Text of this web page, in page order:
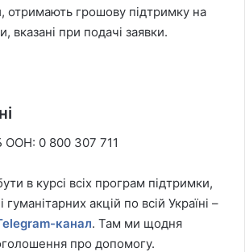
отримають грошову підтримку на
вказані при подачі заявки.
ООН: 0 800 307 711
в курсі всіх програм підтримки,
акцій по всій Україні –
канал. Там ми щодня
про допомогу.